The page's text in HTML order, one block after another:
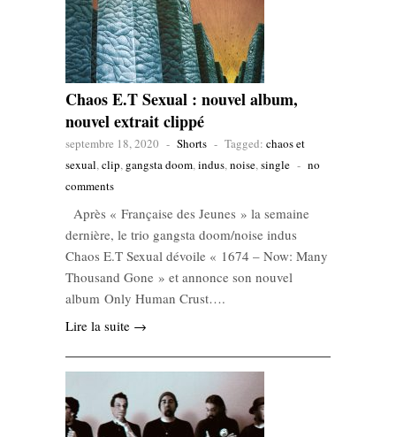
Chaos E.T Sexual : nouvel album,
nouvel extrait clippé
septembre 18, 2020 - Shorts - Tagged: chaos et
sexual,clip, gangsta doom,indus,noise,single - no
comments
Après « Française des Jeunes » la semaine
dernière, le trio gangsta doom/noise indus
Chaos E.T Sexual dévoile « 1674 – Now: Many
Thousand Gone » et annonce son nouvel
album Only Human Crust….
Lire la suite →